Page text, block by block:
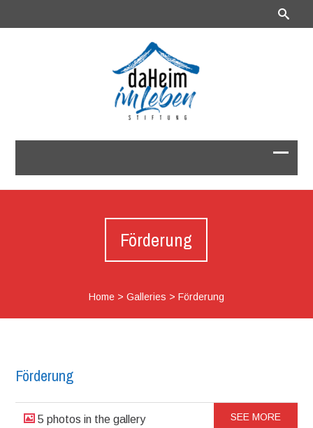
Förderung
Home> Galleries > Förderung
Förderung
5 photos in the gallery SEE MORE